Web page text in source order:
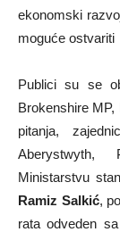
ekonomski
moguće ostvariti
Publici su se
Brokenshire
pitanja,
Aberystwyth,
Ministarstvu
Ramiz Salkić,
rata odveden